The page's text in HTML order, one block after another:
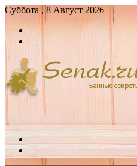
Суббота , 8 Август 2026
Войти
skin